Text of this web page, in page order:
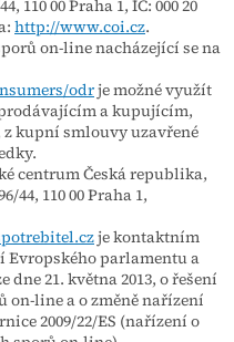
110 00 Praha 1, IČ: 000 20
http://www.coi.cz.
on-line nacházející se na
odrje možné využít
a kupujícím,
kupní smlouvy uzavřené
centrum Česká republika,
44, 110 00 Praha 1,
je kontaktním
Evropského parlamentu a
dne 21. května 2013, o řešení
line a o změně nařízení
2009/22/ES (nařízení o